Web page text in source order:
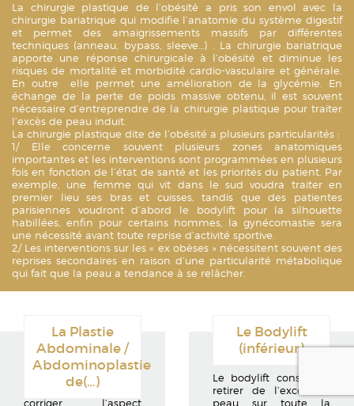
La chirurgie plastique de l’obésité a pris son envol avec la
chirurgie bariatrique qui modifie l’anatomie du système digestif
et permet des amaigrissements massifs par différentes
techniques (anneau, bypass, sleeve…) . La chirurgie bariatrique
apporte une réponse chirurgicale à l’obésité et diminue les
risques de mortalité et morbidité cardio-vasculaire et générale.
En outre elle permet une amélioration de la glycémie. En
échange de la perte de poids massive obtenu, il est souvent
nécessaire d’entreprendre de la chirurgie plastique pour traiter
l’excès de peau induit.
La chirurgie plastique dite de l’obésité a plusieurs particularités :
1/ Elle concerne souvent plusieurs zones anatomiques
importantes et les interventions sont programmées en plusieurs
fois en fonction de l’état de santé et les priorités du patient. Par
exemple, une femme qui vit dans le sud voudra traiter en
premier lieu ses bras et cuisses, tandis que des patientes
parisiennes voudront d’abord le bodylift pour la silhouette
habillées, enfin pour certains hommes, la gynécomastie sera
une nécessité avant toute reprise d’activité sportive.
2/ Les interventions sur les « ex obèses » nécessitent souvent des
reprises secondaires en raison d’une particularité métabolique
qui fait que la peau a tendance à se relâcher.
La Plastie
Abdominale /
Abdominoplastie
de(…)
L’objectif de la plastie
abdominale est de
corriger l’aspect
Le Bodylift
(inférieur)
Le bodylift consiste à
retirer de l’excès de
peau sur toute la